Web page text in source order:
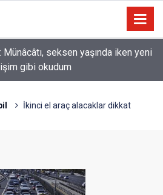
vardır ki, binicisinden daha
İkinci el araç alacaklar dikkat